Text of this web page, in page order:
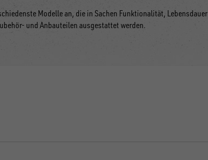
Modelle an, die in Sachen Funktionalität, Lebensdauer
und Anbauteilen ausgestattet werden.